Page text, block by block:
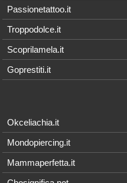
Passionetattoo.it
Troppodolce.it
Scoprilamela.it
Goprestiti.it
Okceliachia.it
Mondopiercing.it
Mammaperfetta.it